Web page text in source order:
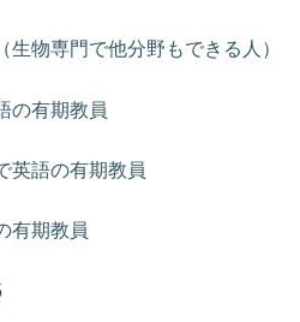
物専門で他分野もできる人）
の有期教員
英語の有期教員
有期教員